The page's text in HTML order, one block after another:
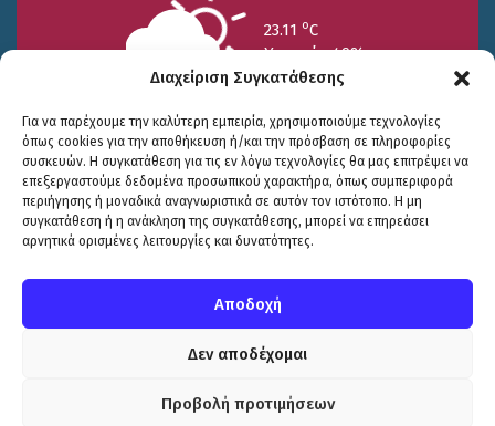
Διαχείριση Συγκατάθεσης
Για να παρέχουμε την καλύτερη εμπειρία, χρησιμοποιούμε τεχνολογίες
όπως cookies για την αποθήκευση ή/και την πρόσβαση σε πληροφορίες
συσκευών. Η συγκατάθεση για τις εν λόγω τεχνολογίες θα μας επιτρέψει να
επεξεργαστούμε δεδομένα προσωπικού χαρακτήρα, όπως συμπεριφορά
περιήγησης ή μοναδικά αναγνωριστικά σε αυτόν τον ιστότοπο. Η μη
συγκατάθεση ή η ανάκληση της συγκατάθεσης, μπορεί να επηρεάσει
αρνητικά ορισμένες λειτουργίες και δυνατότητες.
Αποδοχή
Δεν αποδέχομαι
Προβολή προτιμήσεων
23.11 oC
Υγρασία 49%
25/7
15.73 oC
26/7
17.99oC
27/7
20.94oC
© COPYRIGHT ΔΗΜΟΣ ΣΟΥΛΙΟΥ 2026
ΕΓΚΡΙΤΟΣ GROUP